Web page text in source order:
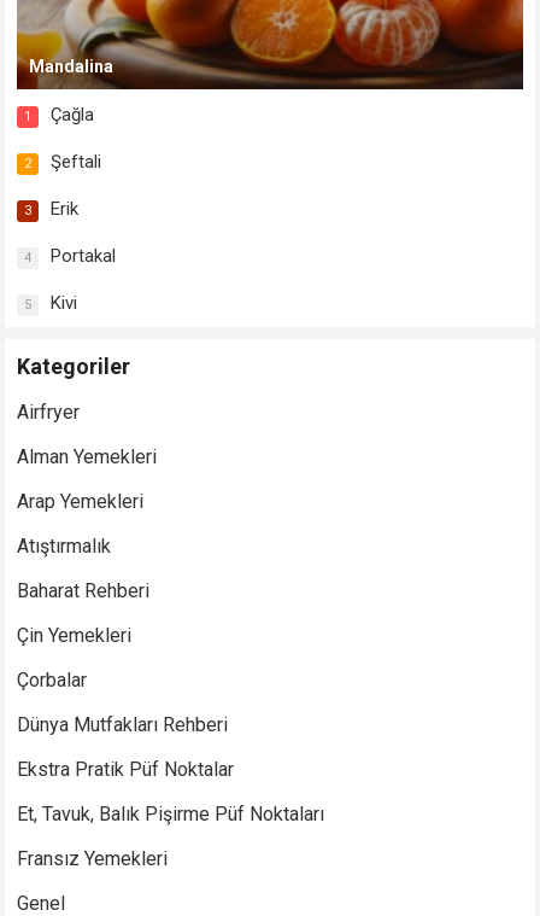
Mandalina
1 Çağla
2 Şeftali
3 Erik
4 Portakal
5 Kivi
Kategoriler
Airfryer
Alman Yemekleri
Arap Yemekleri
Atıştırmalık
Baharat Rehberi
Çin Yemekleri
Çorbalar
Dünya Mutfakları Rehberi
Ekstra Pratik Püf Noktalar
Et, Tavuk, Balık Pişirme Püf Noktaları
Fransız Yemekleri
Genel